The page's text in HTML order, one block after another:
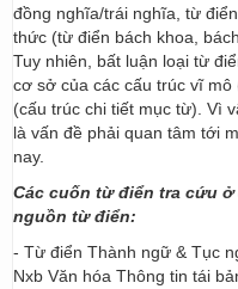
đồng nghĩa/trái nghĩa, từ
thức (từ điển bách khoa,
Tuy nhiên, bất luận loại từ
cơ sở của các cấu trúc vĩ
(cấu trúc chi tiết mục từ). Vì
là vấn đề phải quan tâm tới
nay.
Các cuốn từ điển tra cứu
nguồn từ điển:
- Từ điển Thành ngữ & Tục
Nxb Văn hóa Thông tin tái